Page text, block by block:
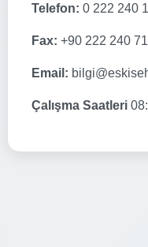
Telefon: 0 222 240
Fax: +90 222 240
Email:
Çalışma Saatleri